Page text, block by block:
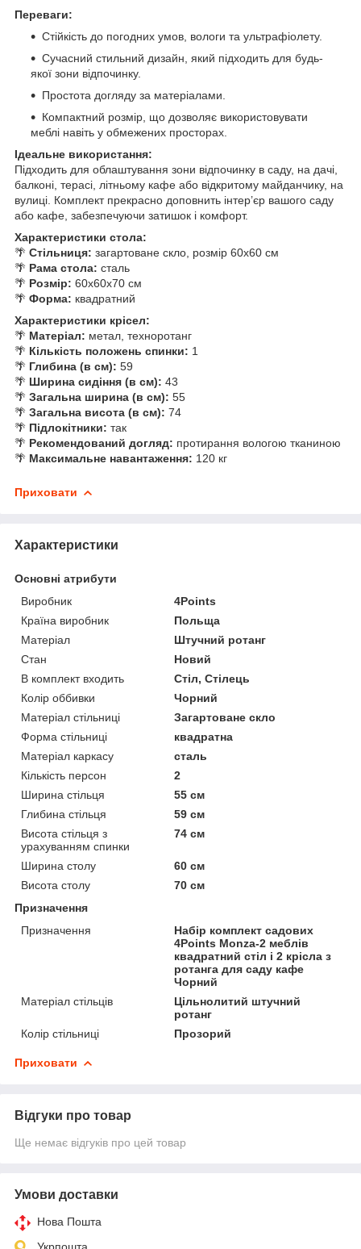
Переваги:
Стійкість до погодних умов, вологи та ультрафіолету.
Сучасний стильний дизайн, який підходить для будь-
якої зони відпочинку.
Простота догляду за матеріалами.
Компактний розмір, що дозволяє використовувати
меблі навіть у обмежених просторах.
Ідеальне використання:
Підходить для облаштування зони відпочинку в саду, на дачі,
балконі, терасі, літньому кафе або відкритому майданчику, на
вулиці. Комплект прекрасно доповнить інтер’єр вашого саду
або кафе, забезпечуючи затишок і комфорт.
Характеристики стола:
🌴 Стільниця: загартоване скло, розмір 60х60 см
🌴 Рама стола: сталь
🌴 Розмір: 60х60х70 см
🌴 Форма: квадратний
Характеристики крісел:
🌴 Матеріал: метал, техноротанг
🌴 Кількість положень спинки: 1
🌴 Глибина (в см): 59
🌴 Ширина сидіння (в см): 43
🌴 Загальна ширина (в см): 55
🌴 Загальна висота (в см): 74
🌴 Підлокітники: так
🌴 Рекомендований догляд: протирання вологою тканиною
🌴 Максимальне навантаження: 120 кг
Приховати
Характеристики
Основні атрибути
Виробник
4Points
Країна виробник
Польща
Матеріал
Штучний ротанг
Стан
Новий
В комплект входить
Стіл, Стілець
Колір оббивки
Чорний
Матеріал стільниці
Загартоване скло
Форма стільниці
квадратна
Матеріал каркасу
сталь
Кількість персон
2
Ширина стільця
55 см
Глибина стільця
59 см
Висота стільця з
урахуванням спинки
74 см
Ширина столу
60 см
Висота столу
70 см
Призначення
Призначення
Набір комплект садових
4Points Monza-2 меблів
квадратний стіл і 2 крісла з
ротанга для саду кафе
Чорний
Матеріал стільців
Цільнолитий штучний
ротанг
Колір стільниці
Прозорий
Приховати
Відгуки про товар
Ще немає відгуків про цей товар
Умови доставки
Нова Пошта
Укрпошта